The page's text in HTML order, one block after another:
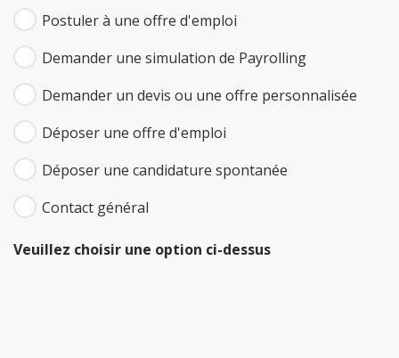
Postuler à une offre d'emploi
Demander une simulation de Payrolling
Demander un devis ou une offre personnalisée
Déposer une offre d'emploi
Déposer une candidature spontanée
Contact général
Veuillez choisir une option ci-dessus